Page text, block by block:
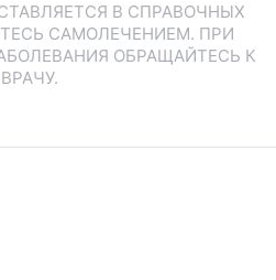
В СПРАВОЧНЫХ
САМОЛЕЧЕНИЕМ. ПРИ
ОБРАЩАЙТЕСЬ К
ВРАЧУ.